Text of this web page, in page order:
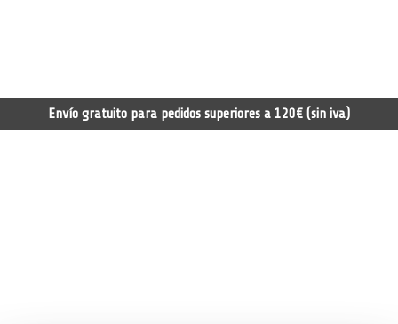
Envío gratuito para pedidos superiores a 120€ (sin iva)